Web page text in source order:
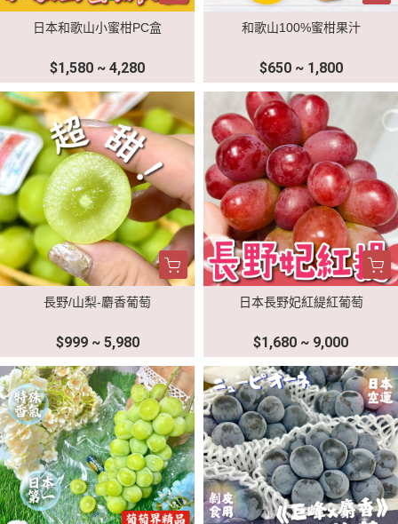
日本和歌山小蜜柑PC盒
$1,580 ~ 4,280
和歌山100%蜜柑果汁
$650 ~ 1,800
長野/山梨-麝香葡萄
$999 ~ 5,980
日本長野妃紅緹紅葡萄
$1,680 ~ 9,000